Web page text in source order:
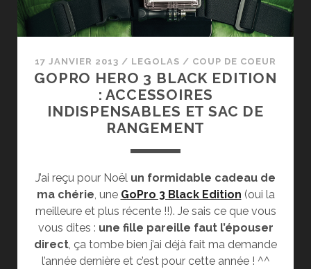
17 JANVIER 2013 / LEGOLAS / COUP DE COEUR
GOPRO HERO 3 BLACK EDITION
: ACCESSOIRES
INDISPENSABLES ET SAC DE
RANGEMENT
J’ai reçu pour Noël un formidable cadeau de
ma chérie, une GoPro 3 Black Edition (oui la
meilleure et plus récente !!). Je sais ce que vous
vous dites : une fille pareille faut l’épouser
direct, ça tombe bien j’ai déjà fait ma demande
l’année dernière et c’est pour cette année ! ^^